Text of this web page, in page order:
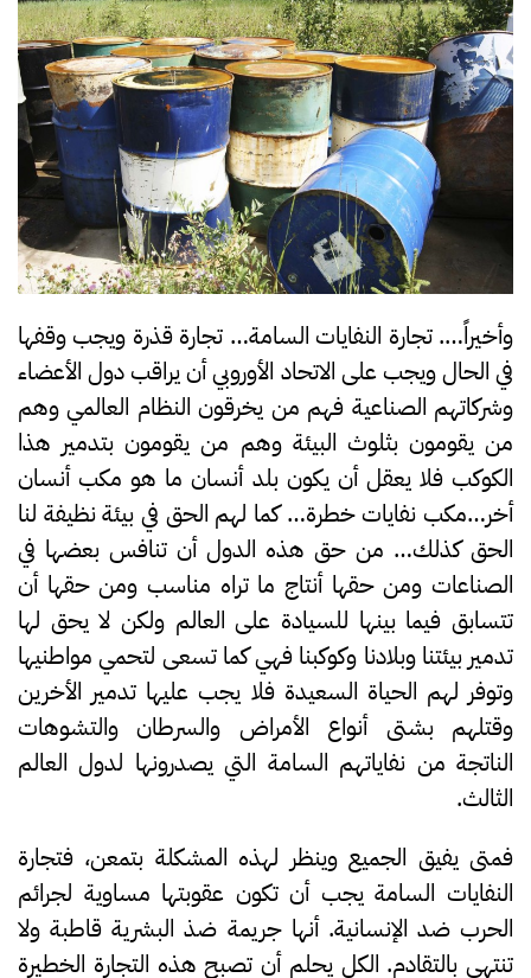
وأخيراً…. تجارة النفايات السامة… تجارة قذرة ويجب وقفها
في الحال ويجب على الاتحاد الأوروبي أن يراقب دول الأعضاء
وشركاتهم الصناعية فهم من يخرقون النظام العالمي وهم
من يقومون بثلوث البيئة وهم من يقومون بتدمير هذا
الكوكب فلا يعقل أن يكون بلد أنسان ما هو مكب أنسان
أخر…مكب نفايات خطرة… كما لهم الحق في بيئة نظيفة لنا
الحق كذلك… من حق هذه الدول أن تنافس بعضها في
الصناعات ومن حقها أنتاج ما تراه مناسب ومن حقها أن
تتسابق فيما بينها للسيادة على العالم ولكن لا يحق لها
تدمير بيئتنا وبلادنا وكوكبنا فهي كما تسعى لتحمي مواطنيها
وتوفر لهم الحياة السعيدة فلا يجب عليها تدمير الأخرين
وقتلهم بشتى أنواع الأمراض والسرطان والتشوهات
الناتجة من نفاياتهم السامة التي يصدرونها لدول العالم
الثالث.
فمتى يفيق الجميع وينظر لهذه المشكلة بتمعن، فتجارة
النفايات السامة يجب أن تكون عقوبتها مساوية لجرائم
الحرب ضد الإنسانية. أنها جريمة ضذ البشرية قاطبة ولا
تنتهي بالتقادم. الكل يحلم أن تصبح هذه التجارة الخطيرة